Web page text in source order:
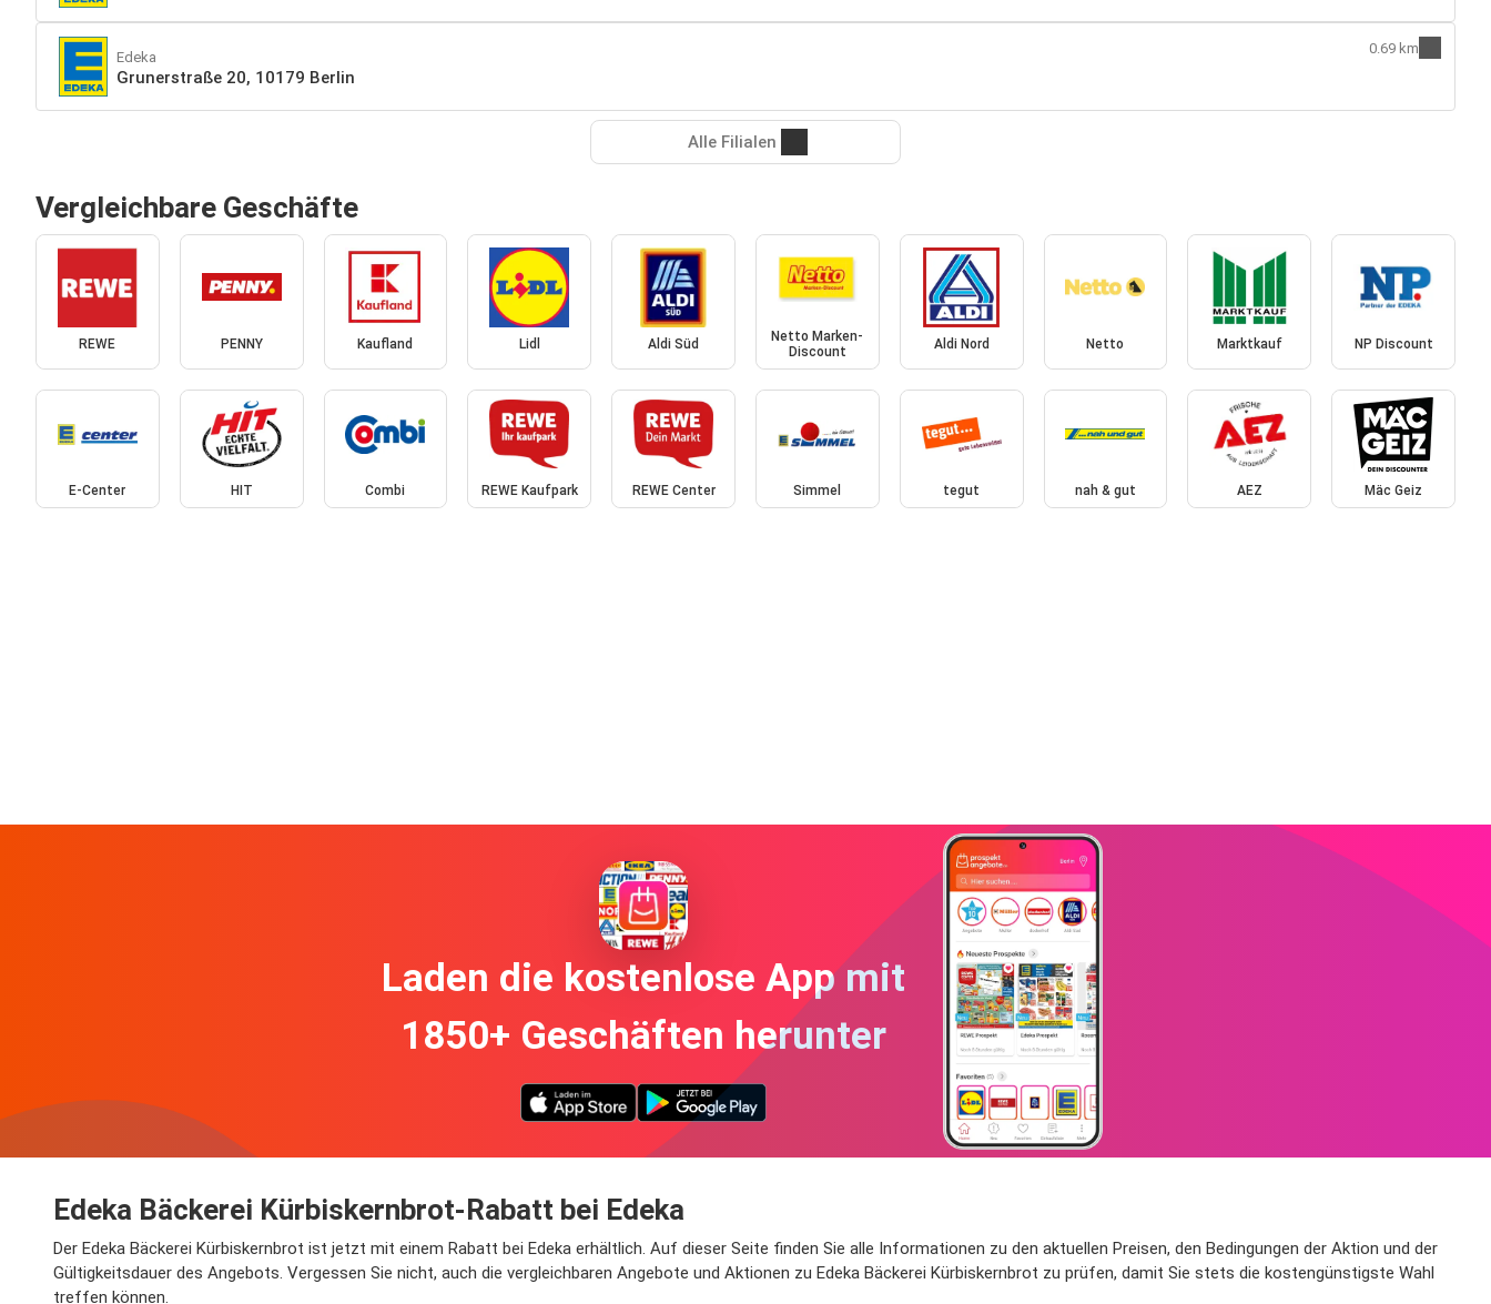
Edeka
Grunerstraße 20, 10179 Berlin
0.69 km
Alle Filialen
Vergleichbare Geschäfte
REWE PENNY Kaufland Lidl Aldi Süd
Netto Marken-
Discount
Aldi Nord Netto Marktkauf NP Discount
E-Center HIT Combi REWE Kaufpark REWE Center Simmel tegut nah & gut AEZ Mäc Geiz
Laden die kostenlose App mit
1850+ Geschäften herunter
Edeka Bäckerei Kürbiskernbrot-Rabatt bei Edeka
Der Edeka Bäckerei Kürbiskernbrot ist jetzt mit einem Rabatt bei Edeka erhältlich. Auf dieser Seite finden Sie alle Informationen zu den aktuellen Preisen, den Bedingungen der Aktion und der
Gültigkeitsdauer des Angebots. Vergessen Sie nicht, auch die vergleichbaren Angebote und Aktionen zu Edeka Bäckerei Kürbiskernbrot zu prüfen, damit Sie stets die kostengünstigste Wahl
treffen können.